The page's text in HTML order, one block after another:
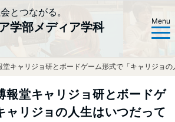
とつながる。
学部メディア学科
Menu
堂キャリジョ研とボードゲーム形式で「キャリジョ
報堂キャリジョ研とボードゲ
ャリジョの人生はいつだって